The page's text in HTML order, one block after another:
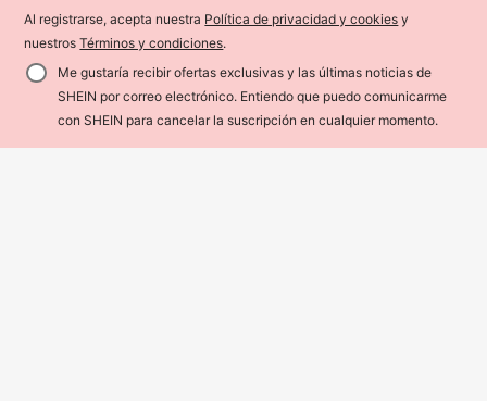
e resina con estampado geométrico
y teñido anudado para mujeres, bra
zaletes acrílicos asimétricos y vers
átiles de moda
Solo quedan 4
17.39 -8% ¡Últimos 2 días
para mujer
$ 12.00 -7%
¡Últimos 2 días
Estimado
AÑADIR A LA BOLSA
Al registrarse, acepta nuestra Política de privacidad y cookies y
nuestrosTérminos y condiciones.
Me gustaría recibir ofertas exclusivas y las últimas noticias de
SHEIN por correo electrónico. Entiendo que puedo comunicarme
con SHEIN para cancelar la suscripción en cualquier momento.